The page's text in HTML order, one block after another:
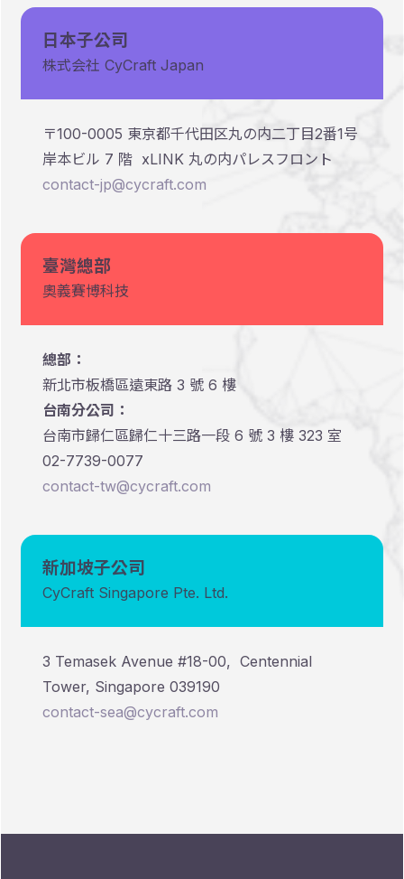
日本子公司
株式会社 CyCraft Japan
臺灣總部
奧義賽博科技
新加坡子公司
CyCraft Singapore Pte. Ltd.
〒100-0005 東京都千代田区丸の内二丁目2番1号
岸本ビル 7 階 xLINK 丸の内パレスフロント
contact-jp@cycraft.com
總部：
新北市板橋區遠東路 3 號 6 樓
台南分公司：
台南市歸仁區歸仁十三路一段 6 號 3 樓 323 室
02-7739-0077
contact-tw@cycraft.com
3 Temasek Avenue #18-00, Centennial
Tower, Singapore 039190
contact-sea@cycraft.com